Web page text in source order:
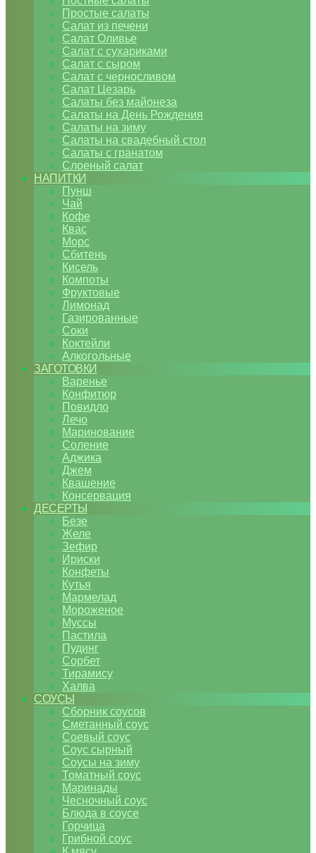
Простые салаты
Салат из печени
Салат Оливье
Салат с сухариками
Салат с сыром
Салат с черносливом
Салат Цезарь
Салаты без майонеза
Салаты на День Рождения
Салаты на зиму
Салаты на свадебный стол
Салаты с гранатом
Слоеный салат
НАПИТКИ
Пунш
Чай
Кофе
Квас
Морс
Сбитень
Кисель
Компоты
Фруктовые
Лимонад
Газированные
Соки
Коктейли
Алкогольные
ЗАГОТОВКИ
Варенье
Конфитюр
Повидло
Лечо
Маринование
Соление
Аджика
Джем
Квашение
Консервация
ДЕСЕРТЫ
Безе
Желе
Зефир
Ириски
Конфеты
Кутья
Мармелад
Мороженое
Муссы
Пастила
Пудинг
Сорбет
Тирамису
Халва
СОУСЫ
Сборник соусов
Сметанный соус
Соевый соус
Соус сырный
Соусы на зиму
Томатный соус
Маринады
Чесночный соус
Блюда в соусе
Горчица
Грибной соус